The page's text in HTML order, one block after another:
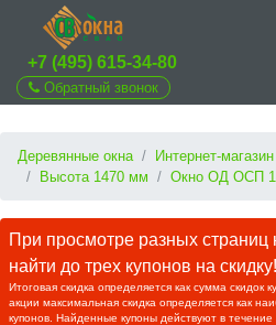
+7 (495) 615-34-80
Обратный звонок
Деревянные окна Интернет-магазин
Высота 1470 мм
Окно ОД ОСП
При просмотре разных
найти до трех купонов на скидку!
Итоговая скидка определяется как сумма скидок
акции максимальная скидка определяется как
купонов. Найденные купоны действуют в